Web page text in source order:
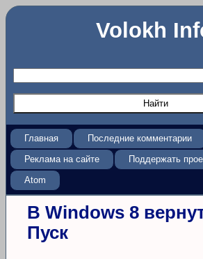
Volokh
Главная Последние комментарии
Реклама на сайте
Поддержать
Atom
В Windows 8
Пуск